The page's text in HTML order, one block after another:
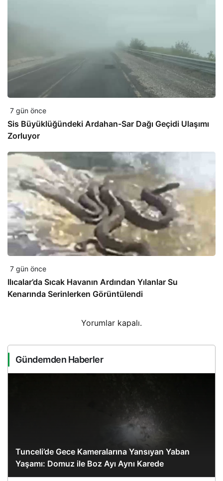
7 gün önce
Sis Büyüklüğündeki Ardahan-Sar Dağı Geçidi Ulaşımı
Zorluyor
7 gün önce
Ilıcalar’da Sıcak Havanın Ardından Yılanlar Su
Kenarında Serinlerken Görüntülendi
Yorumlar kapalı.
Gündemden Haberler
Tunceli’de Gece Kameralarına Yansıyan Yaban
Yaşamı: Domuz ile Boz Ayı Aynı Karede